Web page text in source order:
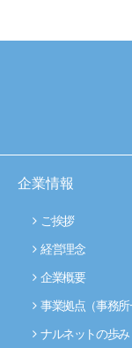
企業情報
ご挨拶
経営理念
企業概要
事業拠点（事務所
ナルネットの歩み